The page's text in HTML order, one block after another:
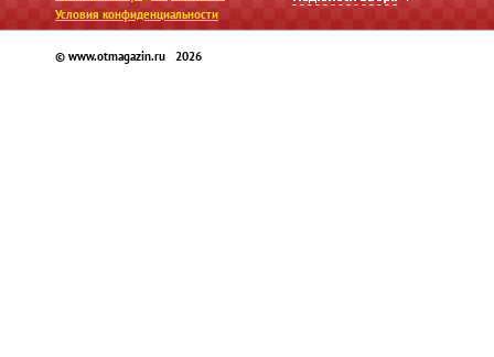
Условия конфиденциальности
© www.otmagazin.ru 2026